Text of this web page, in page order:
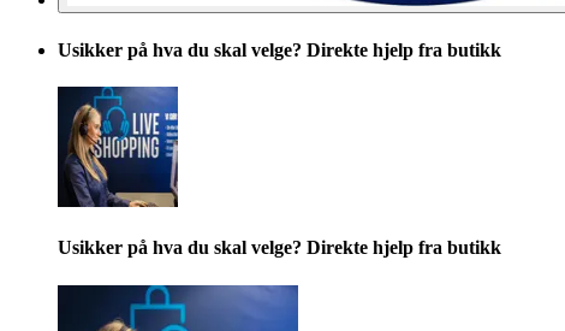
Usikker på hva du skal velge? Direkte hjelp fra butikk
Usikker på hva du skal velge? Direkte hjelp fra butikk